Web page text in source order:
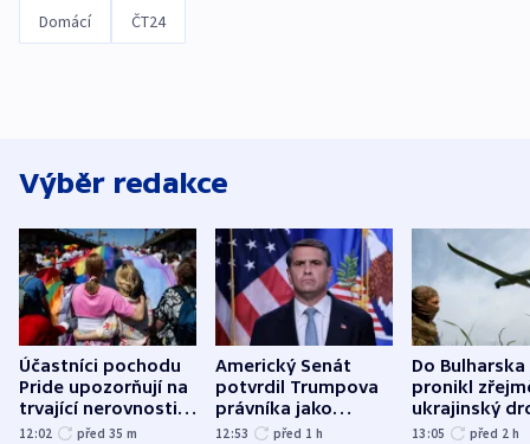
Domácí ČT24
Výběr redakce
Účastníci pochodu
Pride upozorňují na
trvající nerovnosti i
společenskou
12:02 před 35 m
Americký Senát
potvrdil Trumpova
právníka jako
ministra
12:53 před 1 h
Do Bulharska
pronikl
ukrajinský
explodoval
13:05 před 2 h